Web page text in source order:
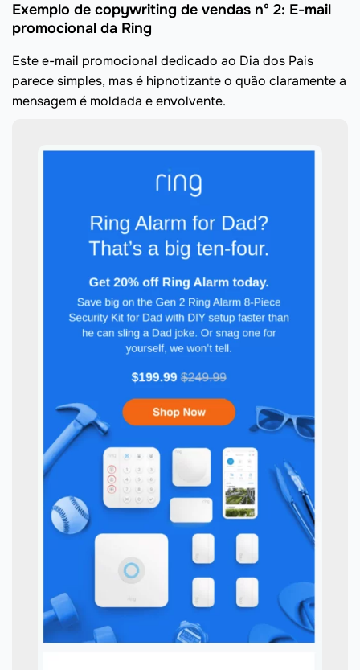
Exemplo de copywriting de vendas nº 2: E-mail
promocional da Ring
Este e-mail promocional dedicado ao Dia dos Pais
parece simples, mas é hipnotizante o quão claramente a
mensagem é moldada e envolvente.